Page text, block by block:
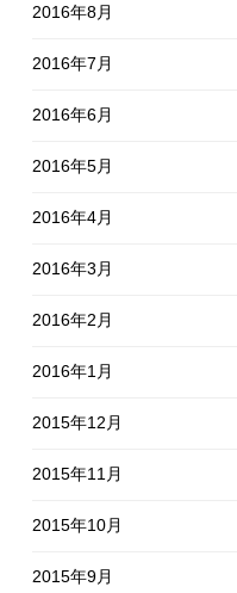
2016年8月
2016年7月
2016年6月
2016年5月
2016年4月
2016年3月
2016年2月
2016年1月
2015年12月
2015年11月
2015年10月
2015年9月